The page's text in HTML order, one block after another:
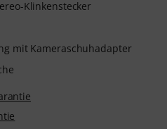
Klinkenstecker
mit Kameraschuhadapter